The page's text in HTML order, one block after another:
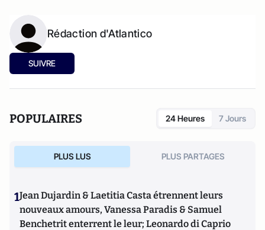
Rédaction d'Atlantico
SUIVRE
POPULAIRES 24 Heures 7 Jours
PLUS LUS PLUS PARTAGES
1Jean Dujardin & Laetitia Casta étrennent leurs
nouveaux amours, Vanessa Paradis & Samuel
Benchetrit enterrent le leur; Leonardo di Caprio